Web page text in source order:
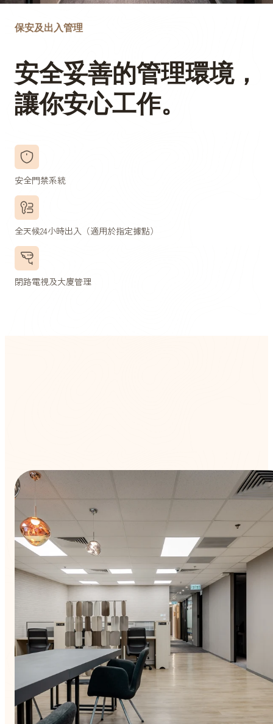
保安及出入管理
安全妥善的管理環境，
讓你安心工作。
安全門禁系統
全天候24小時出入（適用於指定據點）
閉路電視及大廈管理